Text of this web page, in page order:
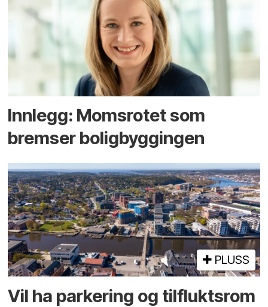
Innlegg: Moms­rotet som
bremser bolig­byggingen
PLUSS
Vil ha parkering og tilflukts­rom